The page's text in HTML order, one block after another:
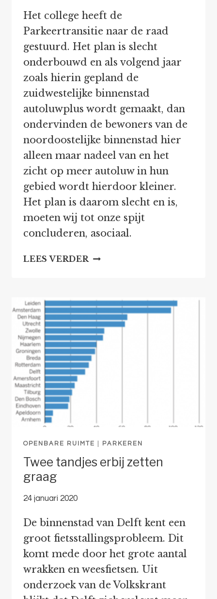
Het college heeft de
Parkeertransitie naar de raad
gestuurd. Het plan is slecht
onderbouwd en als volgend jaar
zoals hierin gepland de
zuidwestelijke binnenstad
autoluwplus wordt gemaakt, dan
ondervinden de bewoners van de
noordoostelijke binnenstad hier
alleen maar nadeel van en het
zicht op meer autoluw in hun
gebied wordt hierdoor kleiner.
Het plan is daarom slecht en is,
moeten wij tot onze spijt
concluderen, asociaal.
LEES VERDER DE
SLECHT
PLAN
OPENBARE RUIMTE PARKEREN
Twee tandjes erbij zetten
graag
24 januari 2020
De binnenstad van Delft kent een
groot fietsstallingsprobleem. Dit
komt mede door het grote aantal
wrakken en weesfietsen. Uit
onderzoek van de Volkskrant